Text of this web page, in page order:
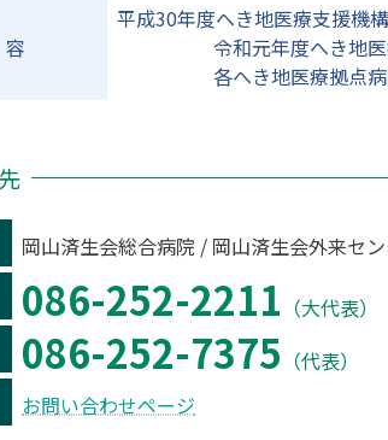
平成30年度へき地医療支援機
令和元年度へき地医療
各へき地医療拠点病
岡山済生会総合病院 / 岡山済生会外来セ
086-252-2211 （大代表）
086-252-7375 （代表）
お問い合わせページ